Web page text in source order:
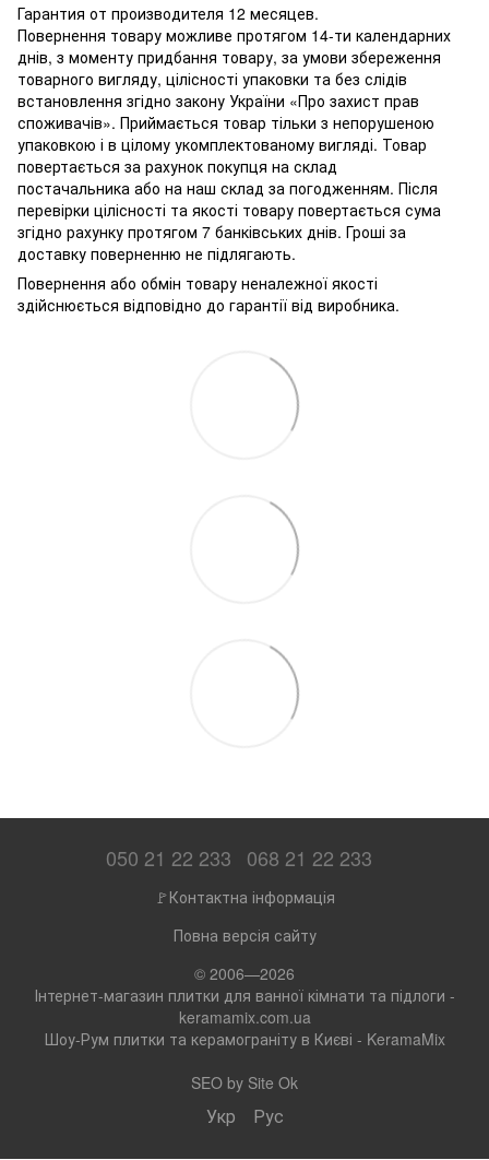
Гарантия от производителя 12 месяцев.
Повернення товару можливе протягом 14-ти календарних
днів, з моменту придбання товару, за умови збереження
товарного вигляду, цілісності упаковки та без слідів
встановлення згідно закону України «Про захист прав
споживачів». Приймається товар тільки з непорушеною
упаковкою і в цілому укомплектованому вигляді. Товар
повертається за рахунок покупця на склад
постачальника або на наш склад за погодженням. Після
перевірки цілісності та якості товару повертається сума
згідно рахунку протягом 7 банківських днів. Гроші за
доставку поверненню не підлягають.
Повернення або обмін товару неналежної якості
здійснюється відповідно до гарантії від виробника.
050 21 22 233 068 21 22 233
🚩Контактна інформація
Повна версія сайту
© 2006—2026
Інтернет-магазин плитки для ванної кімнати та підлоги -
keramamix.com.ua
Шоу-Рум плитки та керамограніту в Києві - KeramaMix
SEO by Site Ok
Укр Рус